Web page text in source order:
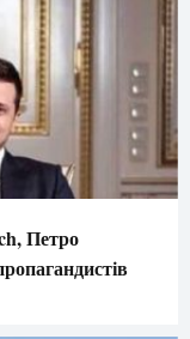
Петро